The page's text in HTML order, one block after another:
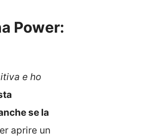
Power:
e ho
se la
aprire un